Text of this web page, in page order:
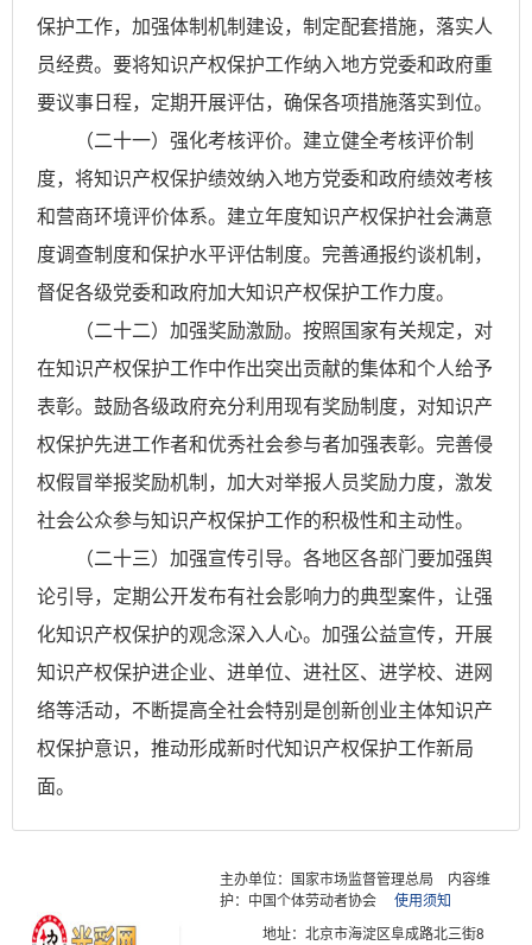
保护工作，加强体制机制建设，制定配套措施，落实人
员经费。要将知识产权保护工作纳入地方党委和政府重
要议事日程，定期开展评估，确保各项措施落实到位。
（二十一）强化考核评价。建立健全考核评价制
度，将知识产权保护绩效纳入地方党委和政府绩效考核
和营商环境评价体系。建立年度知识产权保护社会满意
度调查制度和保护水平评估制度。完善通报约谈机制，
督促各级党委和政府加大知识产权保护工作力度。
（二十二）加强奖励激励。按照国家有关规定，对
在知识产权保护工作中作出突出贡献的集体和个人给予
表彰。鼓励各级政府充分利用现有奖励制度，对知识产
权保护先进工作者和优秀社会参与者加强表彰。完善侵
权假冒举报奖励机制，加大对举报人员奖励力度，激发
社会公众参与知识产权保护工作的积极性和主动性。
（二十三）加强宣传引导。各地区各部门要加强舆
论引导，定期公开发布有社会影响力的典型案件，让强
化知识产权保护的观念深入人心。加强公益宣传，开展
知识产权保护进企业、进单位、进社区、进学校、进网
络等活动，不断提高全社会特别是创新创业主体知识产
权保护意识，推动形成新时代知识产权保护工作新局
面。
主办单位：国家市场监督管理总局
内容维
护：中国个体劳动者协会
使用须知
地址：北京市海淀区阜成路北三街8